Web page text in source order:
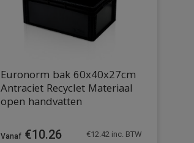
Euronorm bak 60x40x27cm
Antraciet Recyclet Materiaal
open handvatten
€10.26 €12.42inc. BTW